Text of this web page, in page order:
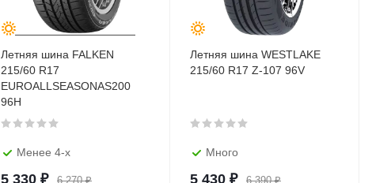
Летняя шина FALKEN
215/60 R17
EUROALLSEASONAS200
96H
Менее 4-х
5 330 ₽ 6 270₽
Летняя шина WESTLAKE
215/60 R17 Z-107 96V
Много
5 430 ₽ 6 390₽